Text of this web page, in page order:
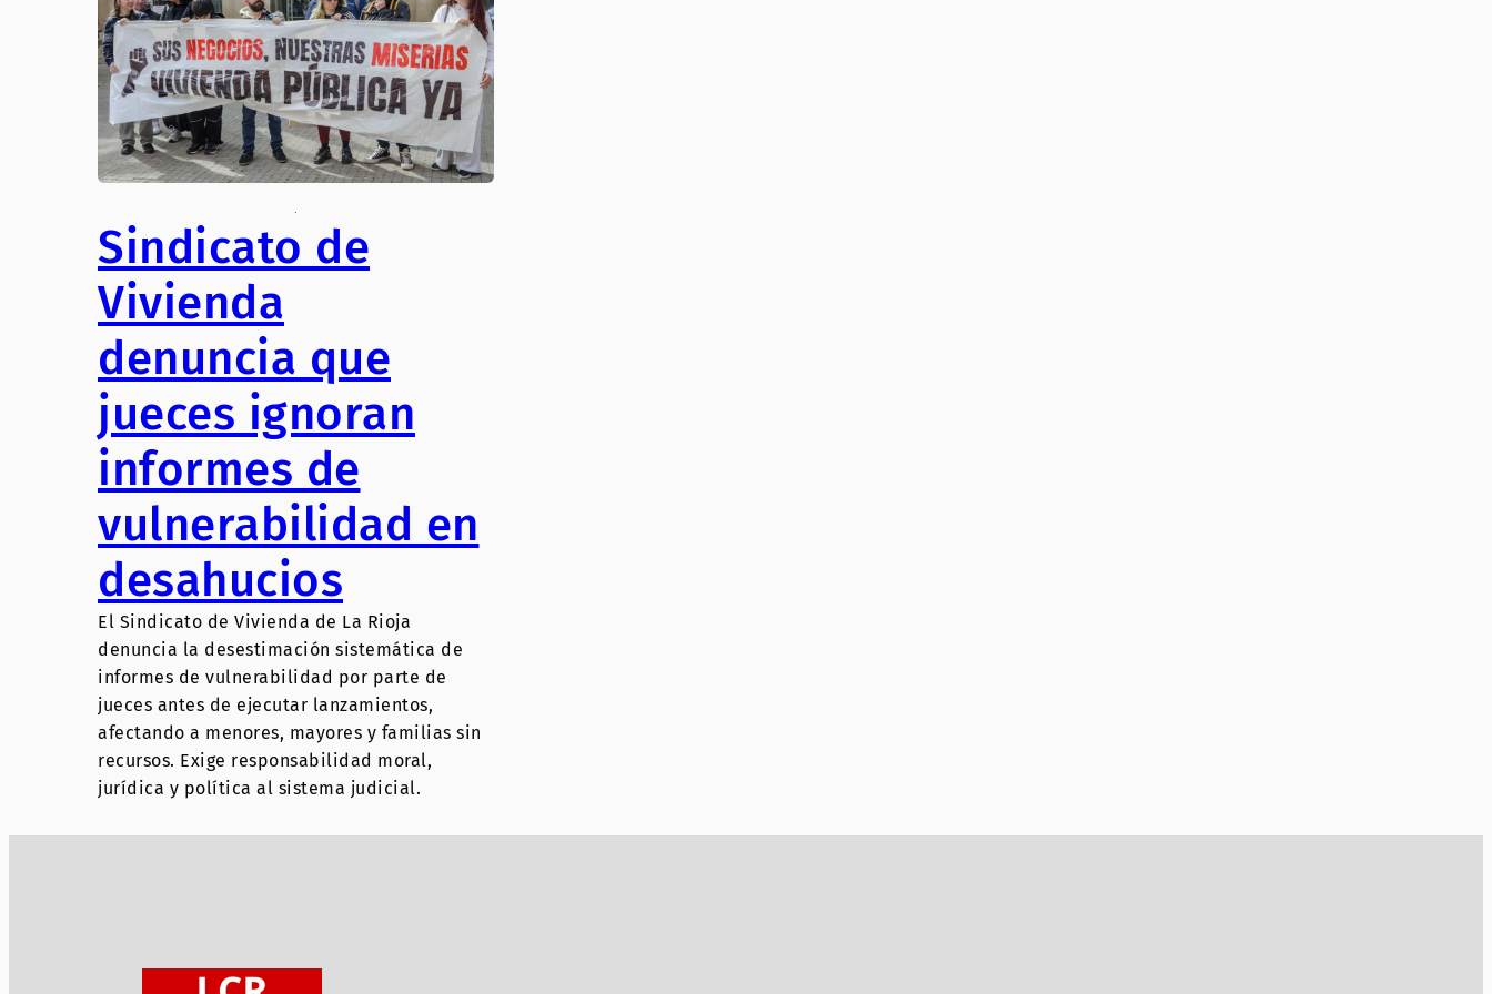
.
Sindicato de
Vivienda
denuncia que
jueces ignoran
informes de
vulnerabilidad en
desahucios
El Sindicato de Vivienda de La Rioja
denuncia la desestimación sistemática de
informes de vulnerabilidad por parte de
jueces antes de ejecutar lanzamientos,
afectando a menores, mayores y familias sin
recursos. Exige responsabilidad moral,
jurídica y política al sistema judicial.